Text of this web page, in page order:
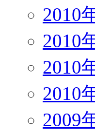
2010
2010
2010
2010
2009